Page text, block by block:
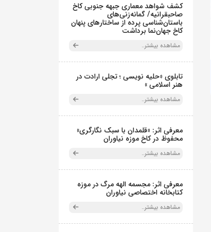
کشف شواهد معماری جبهه جنوبی کاخ
صاحبقرانیه/ گمانه‌زنی‌های
باستان‌شناسی پرده از ساختارهای پنهان
کاخ جهان‌نما برداشت
مشاهده بیشتر..
تابلوی «حلیه نویسی ؛ تجلی ارادت در
هنر اسلامی »
مشاهده بیشتر..
معرفی اثر: «قلمدان با سبک نگارگری»
محفوظ در کاخ موزه نیاوران
مشاهده بیشتر..
معرفی اثر: مجسمه الهه مرگ در موزه
کتابخانه اختصاصی نیاوران
مشاهده بیشتر..